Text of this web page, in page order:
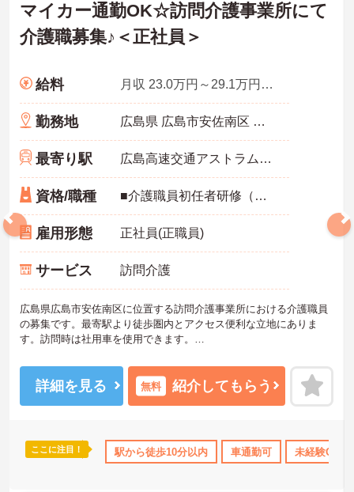
得サポート 研修制度あり 産休･育休･介護休暇取得実績あり
マイカー通勤OK☆訪問介護事業所にて
介護職募集♪＜正社員＞
給料 月収 23.0万円～29.1万円程度
勤務地 広島県 広島市安佐南区 中須1-14-10 長谷川ビル 302号室
最寄り駅 広島高速交通アストラムライン「古市(広島)駅」徒歩6分
資格/職種 ■介護職員初任者研修（ヘルパー2級）以上、介護福祉士 いずれか ■実務経験：不問 ■普通自動車運転免許（AT限定可）
雇用形態 正社員(正職員)
サービス 訪問介護
広島県広島市安佐南区に位置する訪問介護事業所における介護職員
の募集です。最寄駅より徒歩圏内とアクセス便利な立地にありま
す。訪問時は社用車を使用できます。
日勤のみの勤務なので、ワークライフバランスを保ちながらご勤務
いただけます。
詳細を見る 無料 紹介してもらう
ここに注目！ 駅から徒歩10分以内 車通勤可 未経験OK